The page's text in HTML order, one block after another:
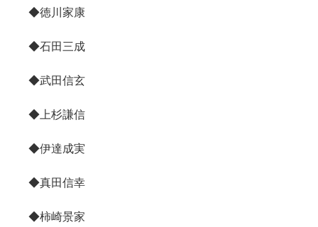
◆徳川家康
◆石田三成
◆武田信玄
◆上杉謙信
◆伊達成実
◆真田信幸
◆柿崎景家